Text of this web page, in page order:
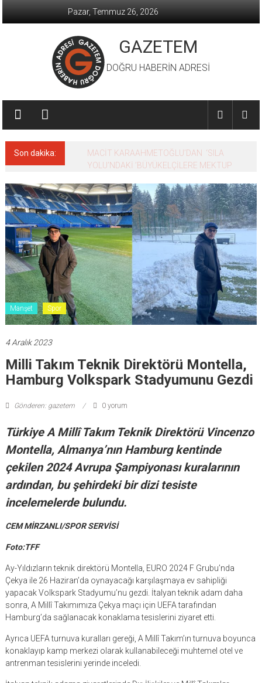
Pazar, Temmuz 26, 2026
GAZETEM
DOĞRU HABERİN ADRESİ
Son dakika:
MACİT KARAAHMETOĞLU’DAN ‘SILA
YOLU’NDAKİ ’BÜYÜKELÇİLERE MEKTUP
Manşet Spor
4 Aralık 2023
Milli Takım Teknik Direktörü Montella,
Hamburg Volkspark Stadyumunu Gezdi
Gönderen: gazetem 0 yorum
Türkiye A Millî Takım Teknik Direktörü Vincenzo
Montella, Almanya’nın Hamburg kentinde
çekilen 2024 Avrupa Şampiyonası kuralarının
ardından, bu şehirdeki bir dizi tesiste
incelemelerde bulundu.
CEM MİRZANLI/SPOR SERVİSİ
Foto:TFF
Ay-Yıldızların teknik direktörü Montella, EURO 2024 F Grubu’nda
Çekya ile 26 Haziran’da oynayacağı karşılaşmaya ev sahipliği
yapacak Volkspark Stadyumu’nu gezdi. İtalyan teknik adam daha
sonra, A Millî Takımımıza Çekya maçı için UEFA tarafından
Hamburg’da sağlanacak konaklama tesislerini ziyaret etti.
Ayrıca UEFA turnuva kuralları gereği, A Millî Takım’ın turnuva boyunca
konaklayıp kamp merkezi olarak kullanabileceği muhtemel otel ve
antrenman tesislerini yerinde inceledi.